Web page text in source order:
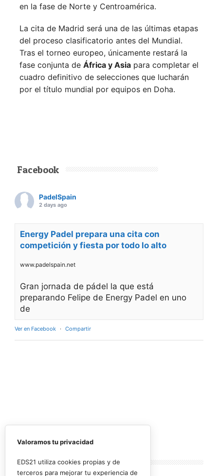
en la fase de Norte y Centroamérica.
La cita de Madrid será una de las últimas etapas
del proceso clasificatorio antes del Mundial.
Tras el torneo europeo, únicamente restará la
fase conjunta de África y Asia para completar el
cuadro definitivo de selecciones que lucharán
por el título mundial por equipos en Doha.
Facebook
PadelSpain
2 days ago
Energy Padel prepara una cita con
competición y fiesta por todo lo alto
www.padelspain.net
Gran jornada de pádel la que está
preparando Felipe de Energy Padel en uno
de
Ver en Facebook · Compartir
Lo másleído
Valoramos tu privacidad
EDS21 utiliza cookies propias y de
terceros para mejorar tu experiencia de